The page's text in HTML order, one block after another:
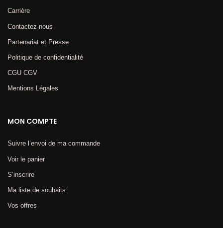
Carrière
Contactez-nous
Partenariat et Presse
Politique de confidentialité
CGU CGV
Mentions Légales​
MON COMPTE
Suivre l’envoi de ma commande
Voir le panier
S’inscrire
Ma liste de souhaits
Vos offres